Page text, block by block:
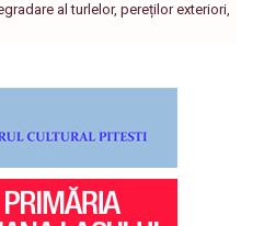
al turlelor, pereților exteriori,